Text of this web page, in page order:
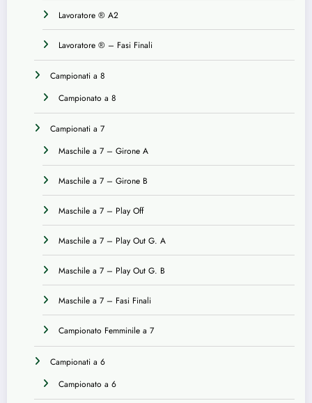
Lavoratore ® A2
Lavoratore ® – Fasi Finali
Campionati a 8
Campionato a 8
Campionati a 7
Maschile a 7 – Girone A
Maschile a 7 – Girone B
Maschile a 7 – Play Off
Maschile a 7 – Play Out G. A
Maschile a 7 – Play Out G. B
Maschile a 7 – Fasi Finali
Campionato Femminile a 7
Campionati a 6
Campionato a 6